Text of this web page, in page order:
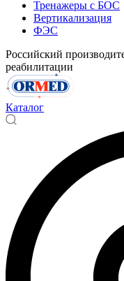
Тренажеры с БОС
Вертикализация
ФЭС
Российский
реабилитации
Каталог